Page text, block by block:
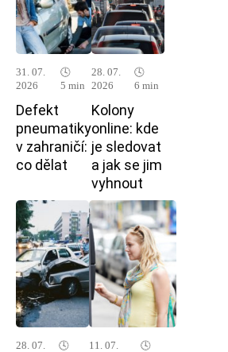
31. 07.
2026
🕓
5 min
Defekt
pneumatiky
v zahraničí:
co dělat
28. 07.
2026
🕓
6 min
Kolony
online: kde
je sledovat
a jak se jim
vyhnout
28. 07.
🕓
11. 07.
🕓